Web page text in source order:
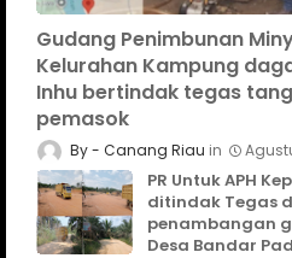
Gudang Penimbunan
Kelurahan Kampung
Inhu bertindak tegas
pemasok
Canang Riau
PR Untuk APH
ditindak Tegas
penambangan
Desa Bandar